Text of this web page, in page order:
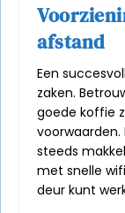
afstand
Een
zaken.
goede koffie
voorwaarden.
steeds
met snelle
deur kunt